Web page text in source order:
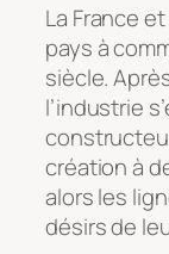
La France
pays à
siècle.
l’industrie
création à
alors les
désirs de